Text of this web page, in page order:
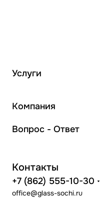
Услуги
Компания
Вопрос - Ответ
Контакты
+7 (862) 555-10-30
office@glass-sochi.ru